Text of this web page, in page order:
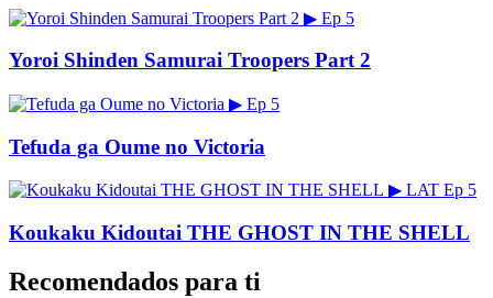
▶ Ep 5
Yoroi Shinden Samurai Troopers Part 2
▶ Ep 5
Tefuda ga Oume no Victoria
▶ LAT Ep 5
Koukaku Kidoutai THE GHOST IN THE SHELL
Recomendados para ti